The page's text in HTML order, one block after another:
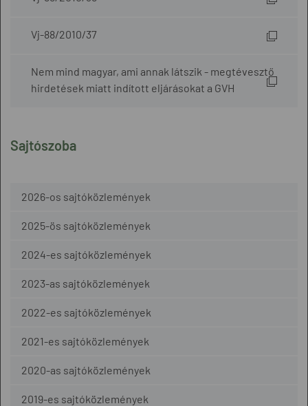
Sajtószoba
2026-os sajtóközlemények
2025-ös sajtóközlemények
2024-es sajtóközlemények
2023-as sajtóközlemények
2022-es sajtóközlemények
2021-es sajtóközlemények
2020-as sajtóközlemények
2019-es sajtóközlemények
Vj-88/2010/37
Nem mind magyar, ami annak látszik - megtévesztő
hirdetések miatt indított eljárásokat a GVH